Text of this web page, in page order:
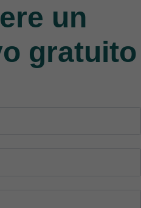
un
gratuito